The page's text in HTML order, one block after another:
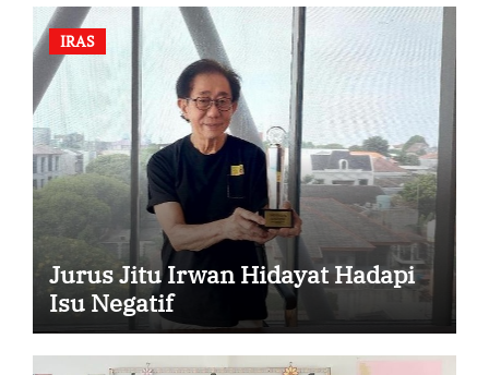
IRAS
Jurus Jitu Irwan Hidayat Hadapi
Isu Negatif